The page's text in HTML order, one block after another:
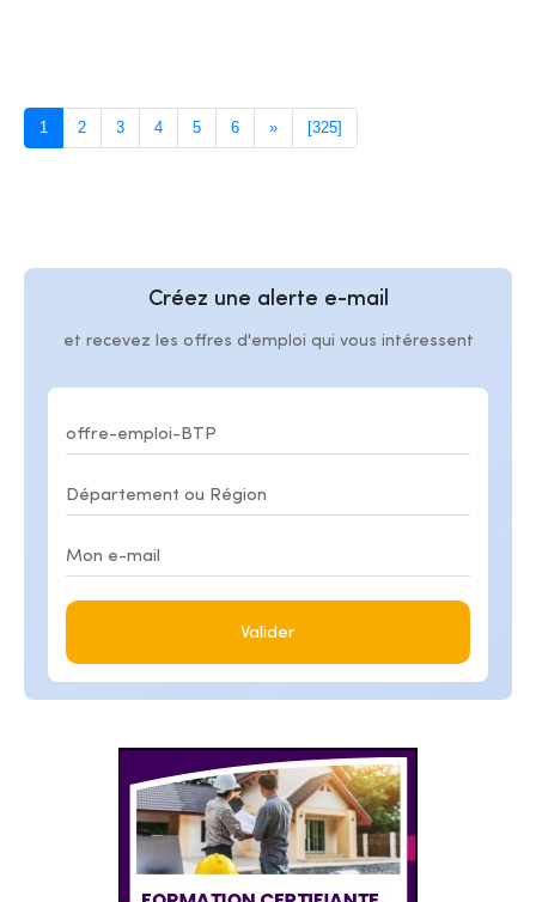
1 2 3 4 5 6 » [325]
Créez une alerte e-mail
et recevez les offres d'emploi qui vous intéressent
Valider